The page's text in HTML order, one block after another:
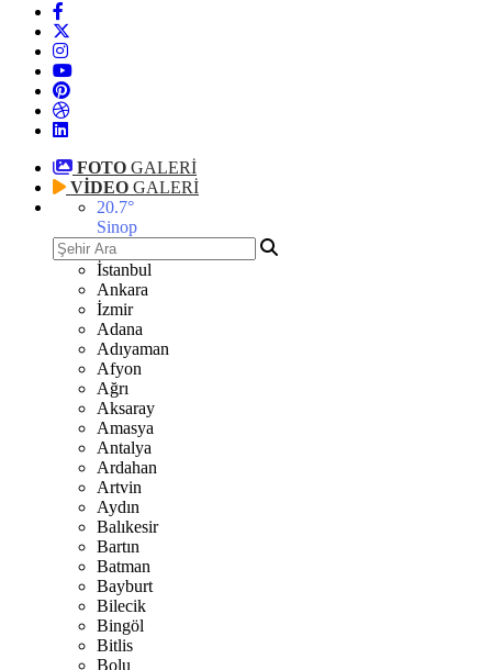
FOTO GALERİ
VİDEO GALERİ
20.7°
Sinop
İstanbul
Ankara
İzmir
Adana
Adıyaman
Afyon
Ağrı
Aksaray
Amasya
Antalya
Ardahan
Artvin
Aydın
Balıkesir
Bartın
Batman
Bayburt
Bilecik
Bingöl
Bitlis
Bolu